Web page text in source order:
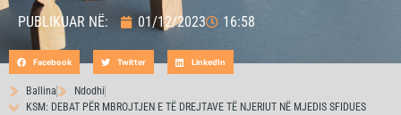
PUBLIKUAR NË: 01/12/2023 16:58
Ballina
Ndodhi
KSM: DEBAT PËR MBROJTJEN E TË DREJTAVE TË NJERIUT NË MJEDIS SFIDUES
Facebook Twitter LinkedIn